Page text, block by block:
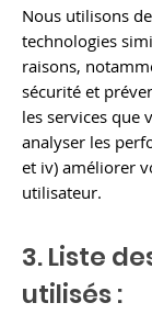
Nous utilisons
technologies
raisons,
sécurité et
les services que
analyser les
et iv) améliorer
utilisateur.
3. Liste
utilisés :